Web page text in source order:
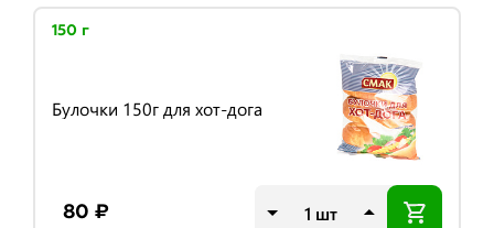
80 ₽
150 г
Булочки 150г для хот-дога
шт